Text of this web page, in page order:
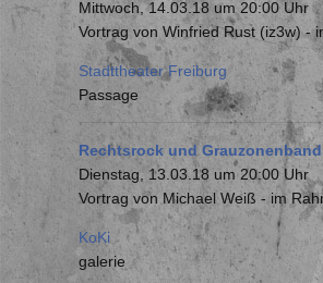
Mittwoch, 14.03.18 um 20:00 Uhr
Vortrag von Winfried Rust (iz3w) -
Stadttheater Freiburg
Passage
Rechtsrock und
Dienstag, 13.03.18 um 20:00 Uhr
Vortrag von Michael Weiß - im
KoKi
galerie